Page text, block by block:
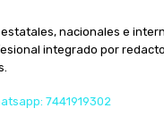
nacionales e
integrado por
7441919302